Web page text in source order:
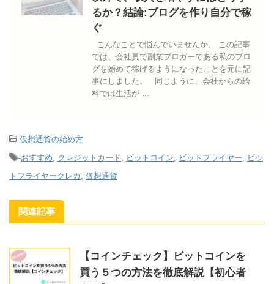
るか？結論:ブログを作り自分で稼
ぐ
こんなことで悩んでいませんか。 この記事
では、会社員で副業ブロガーである私のブロ
グを始めて稼げるようになったことを元に記
事にしました。 同じように、会社からの給
料では生活が ...
-仮想通貨の始め方
-おすすめ, クレジットカード, ビットコイン, ビットフライヤー, ビッ
トフライヤークレカ , 仮想通貨
関連記事
【コインチェック】ビットコインを
買う５つの方法を徹底解説【初心者